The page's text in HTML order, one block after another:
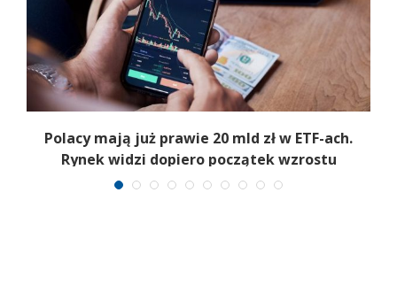
Polacy mają już prawie 20 mld zł w ETF-ach.
Rynek widzi dopiero początek wzrostu